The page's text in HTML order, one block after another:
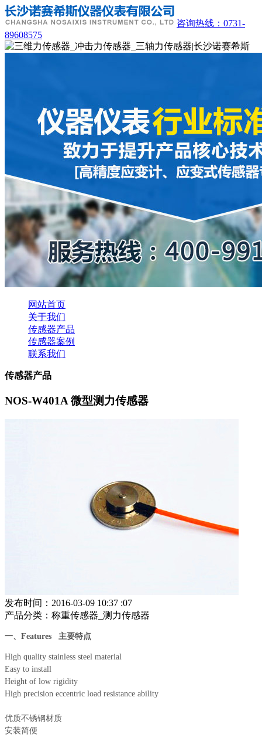
咨询热线： 0731-
89608575
网站首页
关于我们
传感器产品
传感器案例
联系我们
传感器产品
NOS-W401A 微型测力传感器
发布时间：2016-03-09 10:37 :07
产品分类：称重传感器_测力传感器
一、 Features 主要特点
High quality stainless steel material
Easy to install
Height of low rigidity
High precision eccentric load resistance ability
优质不锈钢材质
安装简便